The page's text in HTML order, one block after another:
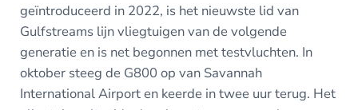
geïntroduceerd in 2022, is het nieuwste lid van
Gulfstreams lijn vliegtuigen van de volgende
generatie en is net begonnen met testvluchten. In
oktober steeg de G800 op van Savannah
International Airport en keerde in twee uur terug. Het